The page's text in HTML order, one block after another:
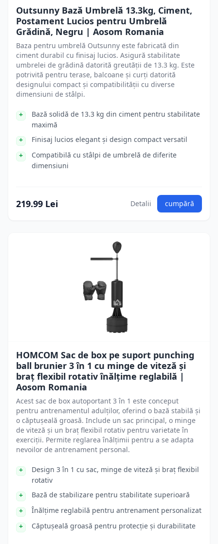
Outsunny Bază Umbrelă 13.3kg, Ciment,
Postament Lucios pentru Umbrelă
Grădină, Negru | Aosom Romania
Baza pentru umbrelă Outsunny este fabricată din
ciment durabil cu finisaj lucios. Asigură stabilitate
umbrelei de grădină datorită greutății de 13.3 kg. Este
potrivită pentru terase, balcoane și curți datorită
designului compact și compatibilității cu diverse
dimensiuni de stâlpi.
Bază solidă de 13.3 kg din ciment pentru stabilitate
maximă
Finisaj lucios elegant și design compact versatil
Compatibilă cu stâlpi de umbrelă de diferite
dimensiuni
219.99 Lei Detalii cumpără
HOMCOM Sac de box pe suport punching
ball brunier 3 în 1 cu minge de viteză și
braț flexibil rotativ înălțime reglabilă |
Aosom Romania
Acest sac de box autoportant 3 în 1 este conceput
pentru antrenamentul adulților, oferind o bază stabilă și
o căptușeală groasă. Include un sac principal, o minge
de viteză și un braț flexibil rotativ pentru varietate în
exerciții. Permite reglarea înălțimii pentru a se adapta
nevoilor de antrenament personal.
Design 3 în 1 cu sac, minge de viteză și braț flexibil
rotativ
Bază de stabilizare pentru stabilitate superioară
Înălțime reglabilă pentru antrenament personalizat
Căptușeală groasă pentru protecție și durabilitate